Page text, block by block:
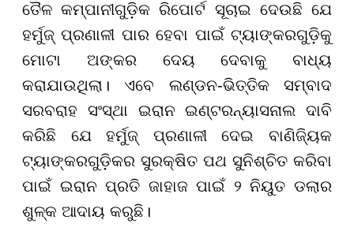
ତୈଳ କମ୍ପାନୀଗୁଡ଼ିକ ରିପୋର୍ଟ ସୂଚାଇ ଦେଉଛି ଯେ
ହର୍ମୁଜ୍ ପ୍ରଣାଳୀ ପାର ହେବା ପାଇଁ ଟ୍ୟାଙ୍କରଗୁଡ଼ିକୁ
ମୋଟା ଅଙ୍କର ଦେୟ ଦେବାକୁ ବାଧ୍ୟ
କରାଯାଉଥିଲା। ଏବେ ଲଣ୍ଡନ-ଭିତ୍ତିକ ସମ୍ବାଦ
ସରବରାହ ସଂସ୍ଥା ଇରାନ ଇଣ୍ଟରନ୍ୟାସନାଲ ଦାବି
କରିଛି ଯେ ହର୍ମୁଜ୍ ପ୍ରଣାଳୀ ଦେଇ ବାଣିଜ୍ୟିକ
ଟ୍ୟାଙ୍କରଗୁଡ଼ିକର ସୁରକ୍ଷିତ ପଥ ସୁନିଶ୍ଚିତ କରିବା
ପାଇଁ ଇରାନ ପ୍ରତି ଜାହାଜ ପାଇଁ ୨ ନିୟୁତ ଡଲାର
ଶୁଳ୍କ ଆଦାୟ କରୁଛି।